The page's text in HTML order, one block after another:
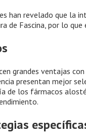
han revelado que la
de Fascina, por lo
grandes ventajas
presentan mejor
de los fármacos